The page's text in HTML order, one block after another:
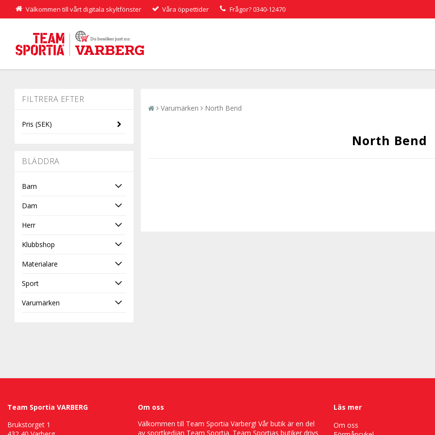
Välkommen till vårt digitala skyltfönster Våra öppettider Frågor?0340-12470
Pris (SEK)
BLÄDDRA
Barn
Dam
Herr
Klubbshop
Materialare
Sport
Varumärken
Varumärken North Bend
North Bend
Team Sportia VARBERG
Brukstorget 1
Om oss
Välkommen till Team Sportia Varberg! Vår butik är en del
av sportkedjan Team Sportia. Team Sportias butiker drivs
Läs mer
Om oss